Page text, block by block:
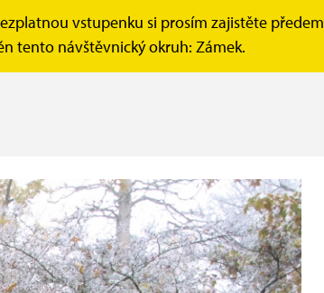
vstupenku si prosím zajistěte předem
tento návštěvnický okruh: Zámek.